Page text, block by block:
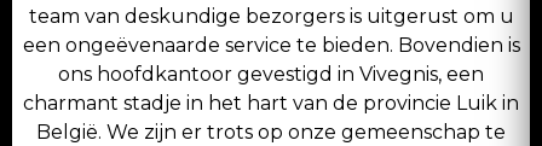
team van deskundige bezorgers is uitgerust om u
een ongeëvenaarde service te bieden. Bovendien is
ons hoofdkantoor gevestigd in Vivegnis, een
charmant stadje in het hart van de provincie Luik in
België. We zijn er trots op onze gemeenschap te